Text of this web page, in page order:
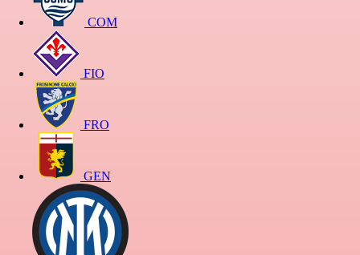
COM
FIO
FRO
GEN